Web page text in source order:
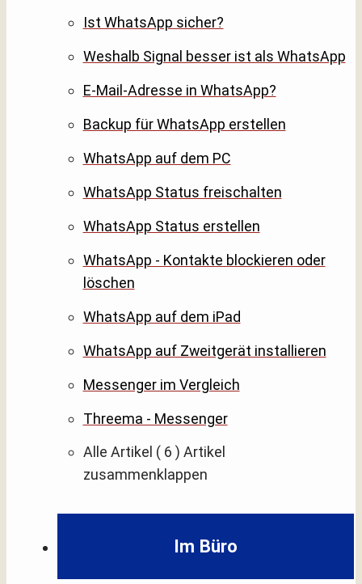
Ist WhatsApp sicher?
Weshalb Signal besser ist als WhatsApp
E-Mail-Adresse in WhatsApp?
Backup für WhatsApp erstellen
WhatsApp auf dem PC
WhatsApp Status freischalten
WhatsApp Status erstellen
WhatsApp - Kontakte blockieren oder
löschen
WhatsApp auf dem iPad
WhatsApp auf Zweitgerät installieren
Messenger im Vergleich
Threema - Messenger
Alle Artikel ( 6 ) Artikel
zusammenklappen
Im Büro